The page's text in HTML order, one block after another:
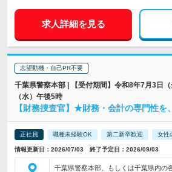
求人詳細を見る
志望動機・自己PR不要
千葉県警察本部 | 【受付期間】令和8年7月3日
（水）午後5時
【財務捜査官】★財務・会計の専門性を
正社員 職種未経験OK 第二新卒歓迎 女性
情報更新日：2026/07/03 終了予定日：2026/09/03
千葉県警察本部、もしくは千葉県内の